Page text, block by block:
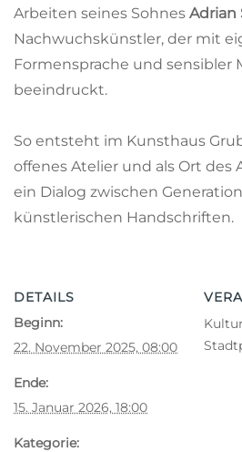
Arbeiten seines Sohnes Adrian
Nachwuchskünstler, der mit
Formensprache und sensibler
beeindruckt.
So entsteht im Kunsthaus
offenes Atelier und als Ort des
ein Dialog zwischen
künstlerischen Handschriften.
DETAILS
Beginn:
22. November 2025, 08:00
Ende:
15. Januar 2026, 18:00
Kategorie: